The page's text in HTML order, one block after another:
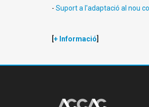
- Suport a l'adaptació al nou
+ Informació